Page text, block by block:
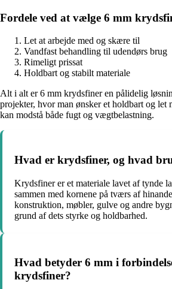
Fordele ved at vælge 6 mm
Let at arbejde med og skære til
Vandfast behandling til udendørs brug
Rimeligt prissat
Holdbart og stabilt materiale
Alt i alt er 6 mm krydsfiner en pålidelig
projekter, hvor man ønsker et holdbart og let
kan modstå både fugt og vægtbelastning.
Hvad er krydsfiner, og hvad
Krydsfiner er et materiale lavet af tynde
sammen med kornene på tværs af
konstruktion, møbler, gulve og andre
grund af dets styrke og holdbarhed.
Hvad betyder 6 mm i
krydsfiner?